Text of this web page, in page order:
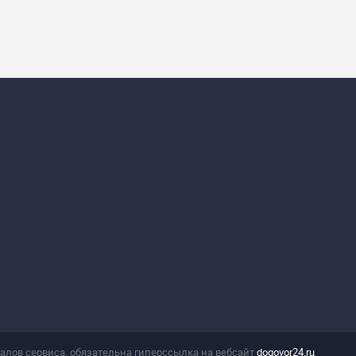
сервиса, обязательна гиперссылка на вебсайтdogovor24.ru